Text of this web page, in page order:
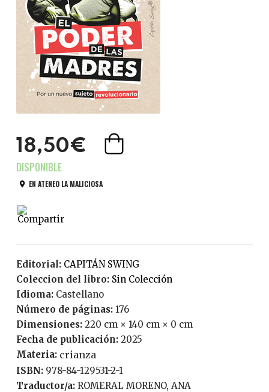
18,50€
EN ATENEO LA MALICIOSA
Editorial:
CAPITÁN SWING
Coleccion del libro:
Sin Colección
Idioma:
Castellano
Número de páginas: 176
Dimensiones: 220 cm × 140 cm × 0 cm
Fecha de publicación:
2025
Materia: crianza
ISBN:
978-84-129531-2-1
Traductor/a:
ROMERAL MORENO, ANA